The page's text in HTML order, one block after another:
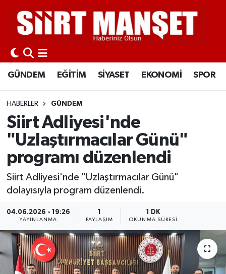
GÜNDEM EĞİTİM SİYASET EKONOMİ SPOR
HABERLER GÜNDEM
Siirt Adliyesi'nde
"Uzlaştırmacılar Günü"
programı düzenlendi
Siirt Adliyesi'nde "Uzlaştırmacılar Günü"
dolayısıyla program düzenlendi.
04.06.2026 - 19:26
YAYINLANMA
1
PAYLAŞIM
1 DK
OKUNMA SÜRESI
GÜNDEM
EĞİTİM
SİYASET
EKONOMİ
SPOR
İLÇELER
KÜLTÜR-SANAT
SAĞLIK-YAŞAM
Siirt Nöbetçi Eczaneler
Siirt Hava Durumu
Siirt Namaz Vakitleri
Siirt Trafik Yoğunluk Haritası
Süper Lig Puan Durumu ve Fikstür
Tüm Manşetler
Son Dakika Haberleri
Haber Arşivi